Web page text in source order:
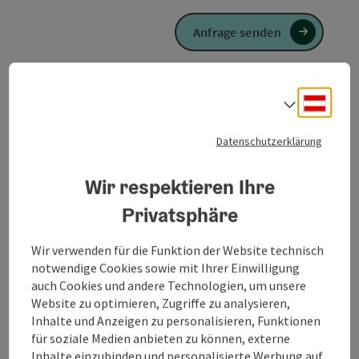
Anfrage senden
4 Sterne - geprüfter und ausgezeichneter
HOTEL BURGBLICK - MIT DAY-SPAAltstadthotels Familie
Altstadt, liegt das ****Hotel Burgblick. Die längste Burg der
Welt über der historischen Altstadt Burghausens ist zum
Greifen nah.Ausreichend kostendfreie Hotelparkplätze
finden sie direkt vor der Türe. Das HOTEL GARNI verfügt
über 42 komfortable, moderne Zimmer und Juniorsuiten mit
Himmelbetten. Das luxuriöse SPA steht unseren Gästen
kostenlos zur Verfügung. Lassen Sie sich überraschen vom
W-Lan (kostenlos)
Haustiere erlaubt
Sauna
Anfrage senden
Datenschutzerklärung
Wir respektieren Ihre
Privatsphäre
Wir verwenden für die Funktion der Website technisch
notwendige Cookies sowie mit Ihrer Einwilligung
auch Cookies und andere Technologien, um unsere
Website zu optimieren, Zugriffe zu analysieren,
Inhalte und Anzeigen zu personalisieren, Funktionen
für soziale Medien anbieten zu können, externe
Inhalte einzubinden und personalisierte Werbung auf